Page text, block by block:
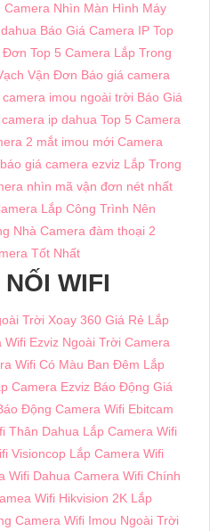
Camera Nhìn Màn Hình Máy
Báo Giá Camera IP Top
Đơn Top 5 Camera Lắp Trong
Vận Đơn Báo giá camera
imou ngoài trời Báo Giá
ip dahua Top 5 Camera
2 mắt imou mới Camera
giá camera ezviz Lắp Trong
nhìn mã vận đơn nét nhất
Lắp Công Trình Nên
Nhà Camera đàm thoại 2
Tốt Nhất
WIFI
Trời Xoay 360 Giá Rẻ Lắp
Wifi Ezviz Ngoài Trời Camera
Wifi Có Màu Ban Đêm Lắp
Camera Ezviz Báo Động Giá
Động Camera Wifi Ebitcam
Thân Dahua Lắp Camera Wifi
Visioncop Lắp Camera Wifi
Wifi Dahua Camera Wifi Chính
Wifi Hikvision 2K Lắp
Camera Wifi Imou Ngoài Trời